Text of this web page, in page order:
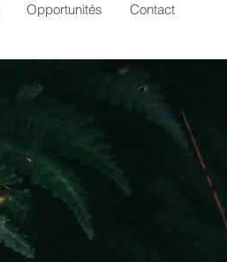
Opportunités Contact